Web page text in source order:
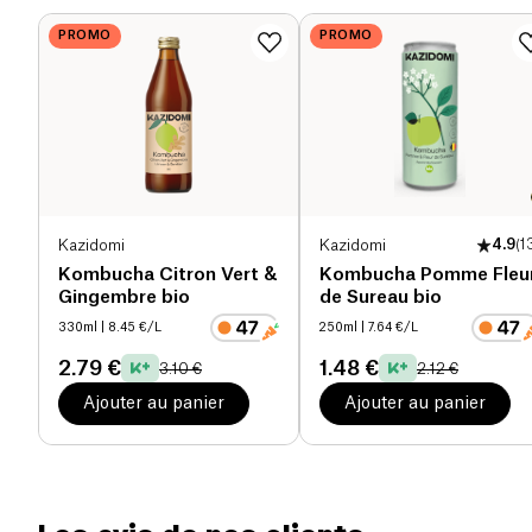
PROMO
Kazidomi
Kombucha Citron Vert &
Gingembre bio
330ml | 8.45 €/L
2.79 € 3.10 €
Ajouter au panier
PROMO
Kazidomi 4.9(
Kombucha Pomme
de Sureau bio
250ml | 7.64 €/L
1.48 € 2.12 €
Ajouter au panier
offrant donc une puissance aromatique sans égal...
Protéines (g) 0 g